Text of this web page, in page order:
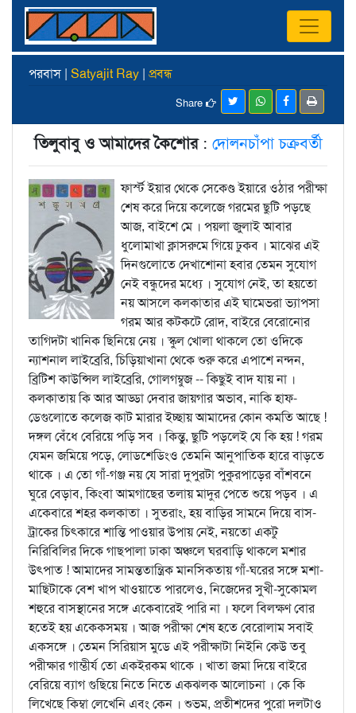
পরবাস | Satyajit Ray | প্রবন্ধ
Share
তিলুবাবু ও আমাদের কৈশোর : দোলনচাঁপা চক্রবর্তী
ফার্স্ট ইয়ার থেকে সেকেণ্ড ইয়ারে ওঠার পরীক্ষা
শেষ করে দিয়ে কলেজে গরমের ছুটি পড়ছে
আজ, বাইশে মে । পয়লা জুলাই আবার
ধুলোমাখা ক্লাসরুমে গিয়ে ঢুকব । মাঝের এই
দিনগুলোতে দেখাশোনা হবার তেমন সুযোগ
নেই বন্ধুদের মধ্যে । সুযোগ নেই, তা হয়তো
নয় আসলে কলকাতার এই ঘামেভরা ভ্যাপসা
গরম আর কটকটে রোদ, বাইরে বেরোনোর
তাগিদটা খানিক ছিনিয়ে নেয় । স্কুল খোলা থাকলে তো ওদিকে
ন্যাশনাল লাইব্রেরি, চিড়িয়াখানা থেকে শুরু করে এপাশে নন্দন,
ব্রিটিশ কাউন্সিল লাইব্রেরি, গোলগম্বুজ -- কিছুই বাদ যায় না ।
কলকাতায় কি আর আড্ডা দেবার জায়গার অভাব, নাকি হাফ-
ডেগুলোতে কলেজ কাট মারার ইচ্ছায় আমাদের কোন কমতি আছে !
দঙ্গল বেঁধে বেরিয়ে পড়ি সব । কিন্তু, ছুটি পড়লেই যে কি হয় ! গরম
যেমন জমিয়ে পড়ে, লোডশেডিংও তেমনি আনুপাতিক হারে বাড়তে
থাকে । এ তো গাঁ-গঞ্জ নয় যে সারা দুপুরটা পুকুরপাড়ের বাঁশবনে
ঘুরে বেড়াব, কিংবা আমগাছের তলায় মাদুর পেতে শুয়ে পড়ব । এ
একেবারে শহর কলকাতা । সুতরাং, হয় বাড়ির সামনে দিয়ে বাস-
ট্রাকের চিত্কারে শান্তি পাওয়ার উপায় নেই, নয়তো একটু
নিরিবিলির দিকে গাছপালা ঢাকা অঞ্চলে ঘরবাড়ি থাকলে মশার
উত্পাত ! আমাদের সামন্ততান্ত্রিক মানসিকতায় গাঁ-ঘরের সঙ্গে মশা-
মাছিটাকে বেশ খাপ খাওয়াতে পারলেও, নিজেদের সুখী-সুকোমল
শহুরে বাসস্থানের সঙ্গে একেবারেই পারি না । ফলে বিলক্ষণ বোর
হতেই হয় একেকসময় । আজ পরীক্ষা শেষ হতে বেরোলাম সবাই
একসঙ্গে । তেমন সিরিয়াস মুডে এই পরীক্ষাটা নিইনি কেউ তবু
পরীক্ষার গাম্ভীর্য তো একইরকম থাকে । খাতা জমা দিয়ে বাইরে
বেরিয়ে ব্যাগ গুছিয়ে নিতে নিতে একঝলক আলোচনা । কে কি
লিখেছে কিম্বা লেখেনি এবং কেন । শুভম, প্রতীশদের পুরো দলটাও